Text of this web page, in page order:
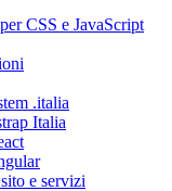
CSS e JavaScript
.italia
Italia
e servizi